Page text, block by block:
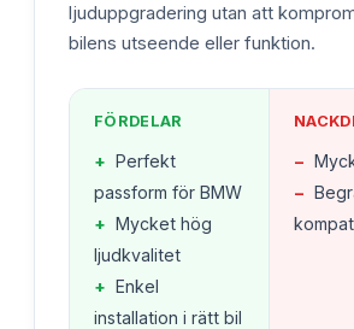
ljuduppgradering utan att
bilens utseende eller funktion.
FÖRDELAR
+ Perfekt
passform för BMW
+ Mycket hög
ljudkvalitet
+ Enkel
installation i rätt bil
−
−